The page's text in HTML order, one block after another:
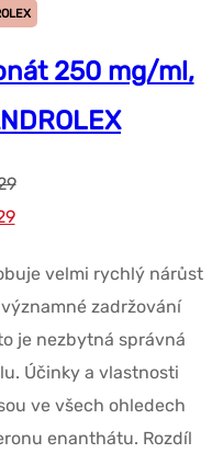
250 mg/ml,
Současná
je:
$47.29.
velmi rychlý nárůst
zadržování
je nezbytná správná
Účinky a vlastnosti
ve všech ohledech
enanthátu. Rozdíl